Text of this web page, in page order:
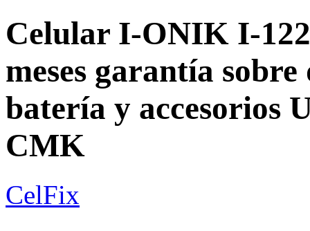
Celular I-ONIK I-122
meses garantía
batería y accesorios
CMK
CelFix